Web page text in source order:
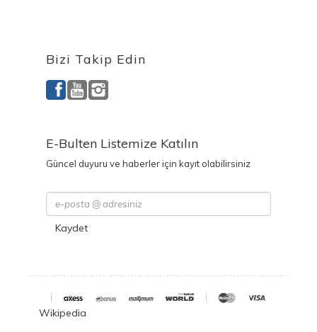
Bizi Takip Edin
E-Bulten Listemize Katılın
Güncel duyuru ve haberler için kayıt olabilirsiniz
Kaydet
Wikipedia